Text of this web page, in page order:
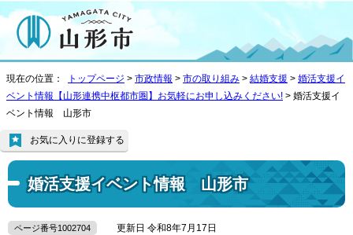
現在の位置： トップページ > 市政情報 > 市の取り組み > 結婚支援 > 婚活支援イ
ベント情報【山形連携中枢都市圏】お気軽にお申し込みください! > 婚活支援イ
ベント情報 山形市
婚活支援イベント情報 山形市
お気に入りに登録する
ページ番号1002704 更新日 令和8年7月17日